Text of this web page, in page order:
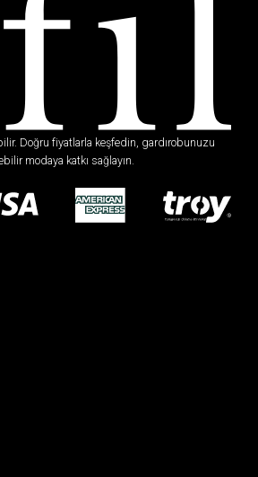
Doğru fiyatlarla keşfedin, gardırobunuzu
modaya katkı sağlayın.